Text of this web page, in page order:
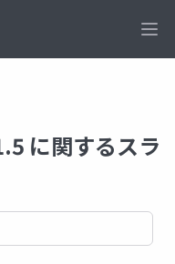
に関するスラ